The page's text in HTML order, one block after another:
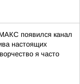
появился канал
настоящих
я часто